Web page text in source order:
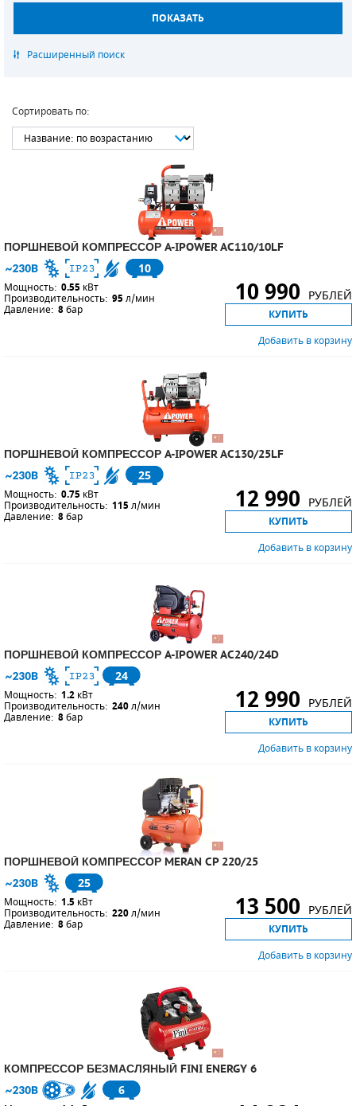
Сортировать по:
ПОРШНЕВОЙ КОМПРЕССОР A-IPOWER AC110/10LF
10
Мощность: 0.55 кВт
Производительность: 95 л/мин
Давление: 8бар
10 990 РУБЛЕЙ
КУПИТЬ
Добавить в корзину
ПОРШНЕВОЙ КОМПРЕССОР A-IPOWER AC130/25LF
25
Мощность: 0.75 кВт
Производительность: 115 л/мин
Давление: 8бар
12 990 РУБЛЕЙ
КУПИТЬ
Добавить в корзину
ПОРШНЕВОЙ КОМПРЕССОР A-IPOWER AC240/24D
24
Мощность: 1.2 кВт
Производительность: 240л/мин
Давление: 8бар
12 990 РУБЛЕЙ
КУПИТЬ
Добавить в корзину
ПОРШНЕВОЙ КОМПРЕССОР MERAN CP 220/25
25
Мощность: 1.5 кВт
Производительность: 220л/мин
Давление: 8бар
13 500 РУБЛЕЙ
КУПИТЬ
Добавить в корзину
КОМПРЕССОР БЕЗМАСЛЯНЫЙ FINI ENERGY 6
6
ФИЛЬТРОВ
ЭЛЕКТРОДВИГАТЕЛИ
БЕНЗИНОВЫЕ ДВИГАТЕЛИ
ФИЛЬТРЫ ТОПЛИВНЫЕ
МОТОРНОЕ МАСЛО
РАДИАТОРЫ
ДЕТАЛИ ПОРШНЕВЫХ КОМПРЕССОРОВ
ДЕТАЛИ СПИРАЛЬНЫХ КОМПРЕССОРОВ
ДЕТАЛИ НАСОСНОЙ ЧАСТИ